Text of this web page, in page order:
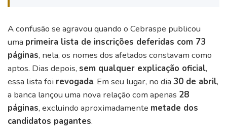
A confusão se agravou quando o Cebraspe publicou
uma primeira lista de inscrições deferidas com 73
páginas, nela, os nomes dos afetados constavam como
aptos. Dias depois, sem qualquer explicação oficial,
essa lista foi revogada. Em seu lugar, no dia 30 de abril,
a banca lançou uma nova relação com apenas 28
páginas, excluindo aproximadamente metade dos
candidatos pagantes.